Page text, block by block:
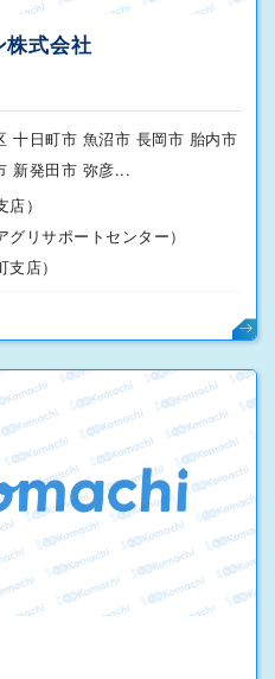
株式会社
十日町市 魚沼市 長岡市 胎内市
新発田市 弥彦...
）
リサポートセンター）
店）